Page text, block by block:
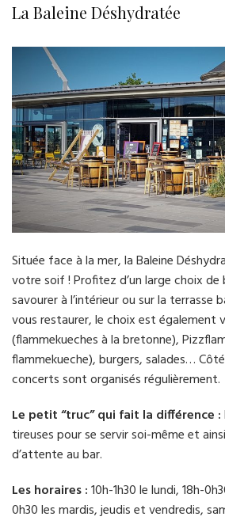
La Baleine Déshydratée
Située face à la mer, la Baleine
votre soif ! Profitez d’un large choix de
savourer à l’intérieur ou sur la terrasse
vous restaurer, le choix est également
(flammekueches à la bretonne),
flammekueche), burgers, salades…
concerts sont organisés régulièrement.
Le petit “truc” qui fait la différence :
tireuses pour se servir soi-même et
d’attente au bar.
Les horaires :10h-1h30 le lundi, 18h-
0h30 les mardis, jeudis et vendredis,